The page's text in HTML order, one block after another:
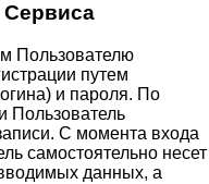
Сервиса
Пользователю
путем
и пароля. По
Пользователь
С момента входа
самостоятельно несет
вводимых данных, а